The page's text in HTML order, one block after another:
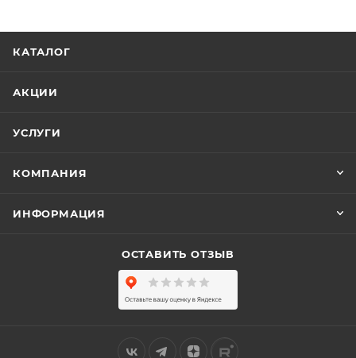
КАТАЛОГ
АКЦИИ
УСЛУГИ
КОМПАНИЯ
ИНФОРМАЦИЯ
ОСТАВИТЬ ОТЗЫВ